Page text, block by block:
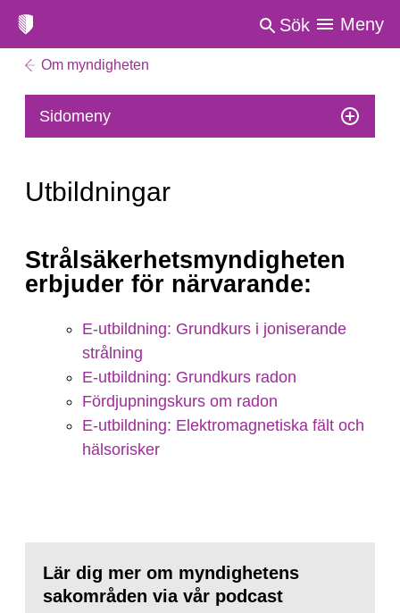
Sök Meny
Om myndigheten
Sidomeny
Utbildningar
Utbildningar
Strålsäkerhetsmyndigheten
erbjuder för närvarande:
E-utbildning: Grundkurs i joniserande
strålning
E-utbildning: Grundkurs radon
Fördjupningskurs om radon
E-utbildning: Elektromagnetiska fält och
hälsorisker
Lär dig mer om myndighetens
sakområden via vår podcast